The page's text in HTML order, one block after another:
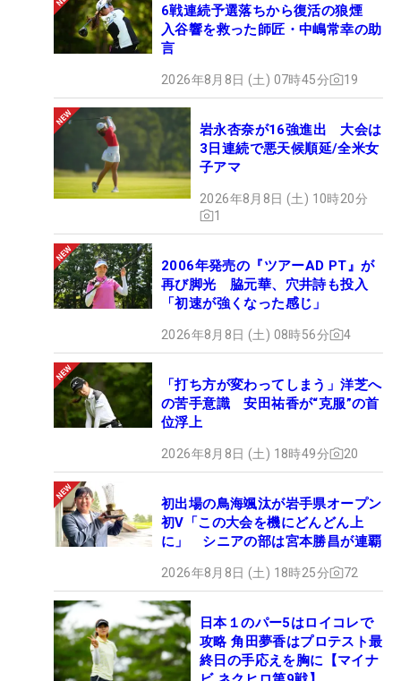
6戦連続予選落ちから復活の狼煙
入谷響を救った師匠・中嶋常幸の助
言
2026年8月8日 (土) 07時45分 19
岩永杏奈が16強進出 大会は
3日連続で悪天候順延/全米女
子アマ
2026年8月8日 (土) 10時20分
1
2006年発売の『ツアーAD PT』が
再び脚光 脇元華、穴井詩も投入
「初速が強くなった感じ」
2026年8月8日 (土) 08時56分 4
「打ち方が変わってしまう」洋芝へ
の苦手意識 安田祐香が“克服”の首
位浮上
2026年8月8日 (土) 18時49分 20
初出場の鳥海颯汰が岩手県オープン
初V「この大会を機にどんどん上
に」 シニアの部は宮本勝昌が連覇
2026年8月8日 (土) 18時25分 72
日本１のパー5はロイコレで
攻略 角田夢香はプロテスト最
終日の手応えを胸に【マイナ